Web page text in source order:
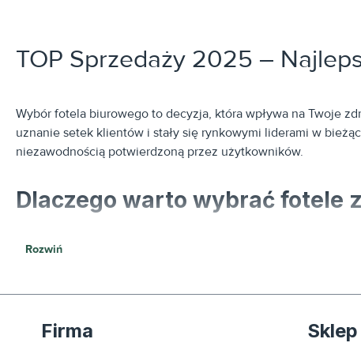
TOP Sprzedaży 2025 –
Wybór fotela biurowego to decyzja, która wpływa na Twoje
uznanie setek klientów i stały się rynkowymi liderami w
niezawodnością potwierdzoną przez użytkowników.
Dlaczego warto wybrać fotele
wiele godzin. Wybierając bestseller, masz pewność, że
Sprawdzoną jakość:Modele te charakteryzują się
Najlepszy stosunek ceny do funkcjonalności: To fotele,
Rozwiń
Firma Sklep